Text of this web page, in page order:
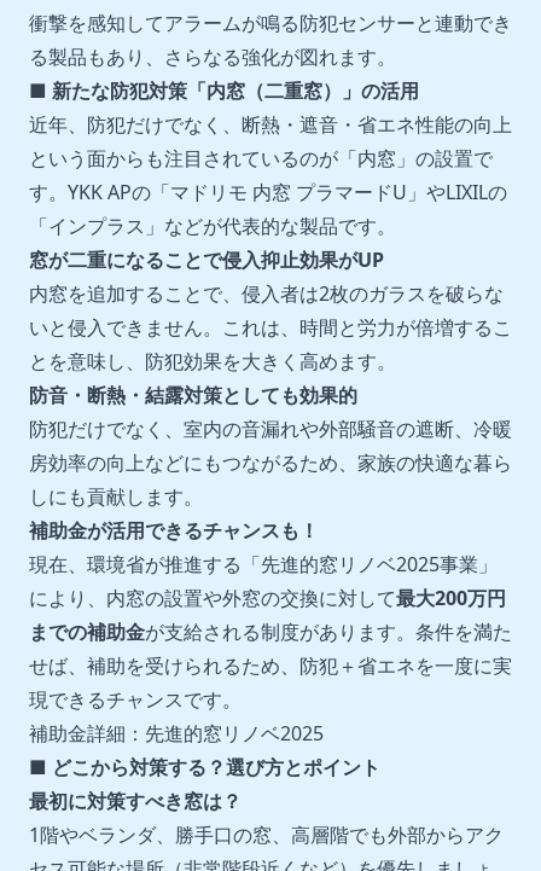
衝撃を感知してアラームが鳴る防犯センサーと連動でき
る製品もあり、さらなる強化が図れます。
■ 新たな防犯対策「内窓（二重窓）」の活用
近年、防犯だけでなく、断熱・遮音・省エネ性能の向上
という面からも注目されているのが「内窓」の設置で
す。YKK APの「マドリモ 内窓 プラマードU」やLIXILの
「インプラス」などが代表的な製品です。
窓が二重になることで侵入抑止効果がUP
内窓を追加することで、侵入者は2枚のガラスを破らな
いと侵入できません。これは、時間と労力が倍増するこ
とを意味し、防犯効果を大きく高めます。
防音・断熱・結露対策としても効果的
防犯だけでなく、室内の音漏れや外部騒音の遮断、冷暖
房効率の向上などにもつながるため、家族の快適な暮ら
しにも貢献します。
補助金が活用できるチャンスも！
現在、環境省が推進する「先進的窓リノベ2025事業」
により、内窓の設置や外窓の交換に対して最大200万円
までの補助金が支給される制度があります。条件を満た
せば、補助を受けられるため、防犯＋省エネを一度に実
現できるチャンスです。
補助金詳細： 先進的窓リノベ2025
■ どこから対策する？選び方とポイント
最初に対策すべき窓は？
1階やベランダ、勝手口の窓、高層階でも外部からアク